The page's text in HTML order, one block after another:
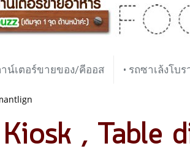
าน์เตอร์ขายของ/คีออส • รถซาเล้งโบ
Kiosk , Table